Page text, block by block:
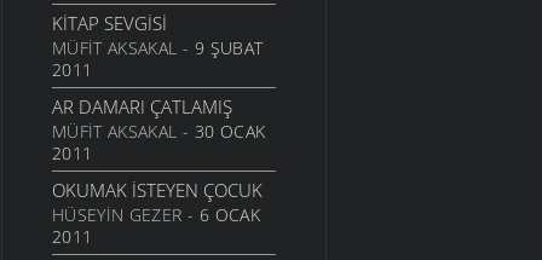
KITAP SEVGISI
MÜFIT AKSAKAL - 9 ŞUBAT
2011
AR DAMARI ÇATLAMIŞ
MÜFIT AKSAKAL - 30 OCAK
2011
OKUMAK İSTEYEN ÇOCUK
HÜSEYIN GEZER - 6 OCAK
2011